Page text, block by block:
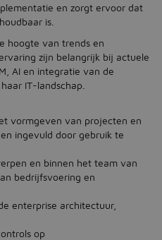
en zorgt ervoor dat
is.
hoogte van trends en
zijn belangrijk bij actuele
AI en integratie van de
IT-landschap.
vormgeven van projecten en
ingevuld door gebruik te
en binnen het team van
bedrijfsvoering en
enterprise architectuur,
op